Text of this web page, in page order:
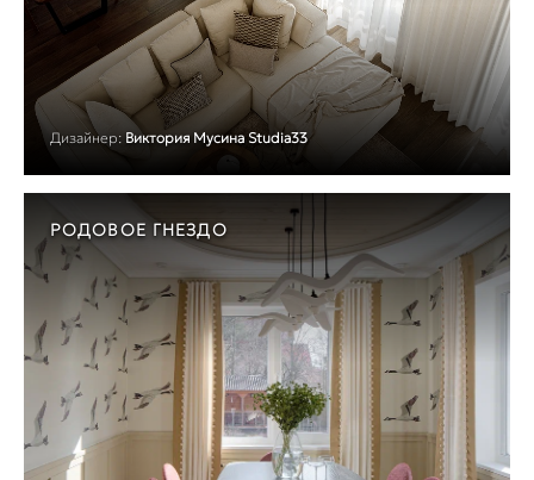
Дизайнер: Виктория Мусина Studia33
РОДОВОЕ ГНЕЗДО